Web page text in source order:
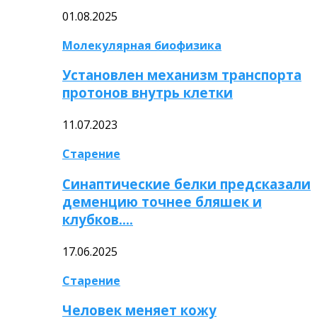
01.08.2025
Молекулярная биофизика
Установлен механизм транспорта
протонов внутрь клетки
11.07.2023
Старение
Синаптические белки предсказали
деменцию точнее бляшек и
клубков….
17.06.2025
Старение
Человек меняет кожу